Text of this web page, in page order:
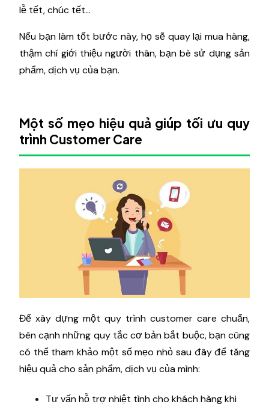
lễ tết, chúc tết…
Nếu bạn làm tốt bước này, họ sẽ quay lại mua hàng,
thậm chí giới thiệu người thân, bạn bè sử dụng sản
phẩm, dịch vụ của bạn.
Một số mẹo hiệu quả giúp tối ưu quy
trình Customer Care
Để xây dựng một quy trình customer care chuẩn,
bên cạnh những quy tắc cơ bản bắt buộc, bạn cũng
có thể tham khảo một số mẹo nhỏ sau đây để tăng
hiệu quả cho sản phẩm, dịch vụ của mình:
Tư vấn hỗ trợ nhiệt tình cho khách hàng khi